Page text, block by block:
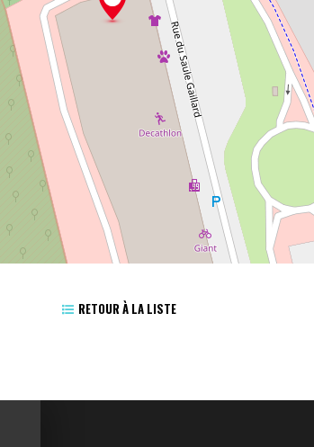
RETOUR À LA LISTE